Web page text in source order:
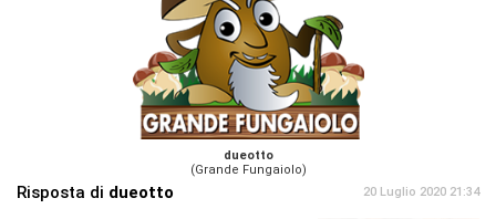
dueotto
(Grande Fungaiolo)
Risposta di dueotto 20 Luglio 2020 21:34